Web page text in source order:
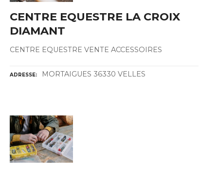
CENTRE EQUESTRE LA CROIX
DIAMANT
CENTRE EQUESTRE VENTE ACCESSOIRES
ADRESSE MORTAIGUES 36330 VELLES